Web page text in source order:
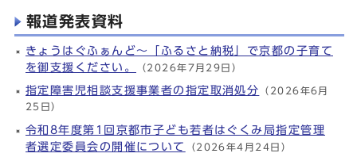
報道発表資料
きょうはぐふぁんど～「ふるさと納税」で京都の子育て
を御支援ください。
（2026年7月29日）
指定障害児相談支援事業者の指定取消処分 （2026年6月
25日）
令和8年度第1回京都市子ども若者はぐくみ局指定管理
者選定委員会の開催について
（2026年4月24日）